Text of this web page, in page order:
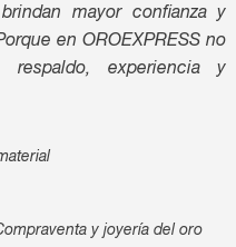
mayor confianza y
en OROEXPRESS no
respaldo, experiencia y
y joyería del oro